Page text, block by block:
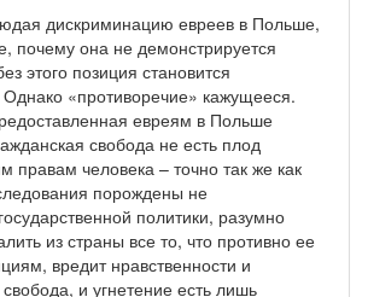
дискриминацию евреев в Польше,
почему она не демонстрируется
этого позиция становится
Однако «противоречие» кажущееся.
евреям в Польше
свобода не есть плод
правам человека – точно так же как
порождены не
политики, разумно
из страны все то, что противно ее
вредит нравственности и
и угнетение есть лишь